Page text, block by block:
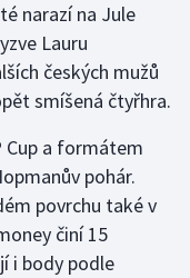
narazí na Jule
Lauru
českých mužů
smíšená čtyřhra.
Cup a formátem
pohár.
povrchu také v
činí 15
i body podle